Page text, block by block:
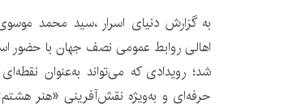
به گزارش دنیای اسرار ،سید محمد
اهالی روابط عمومی نصف جهان با حضور
شد؛ رویدادی که می‌تواند به‌عنوان
حرفه‌ای و به‌ویژه نقش‌آفرینی «هنر